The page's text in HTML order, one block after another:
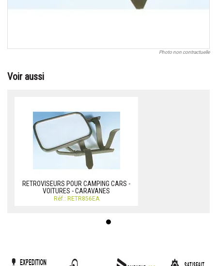
Photo non contractuelle
Voir aussi
RETROVISEURS POUR CAMPING CARS -
VOITURES - CARAVANES
Réf.: RETR856EA